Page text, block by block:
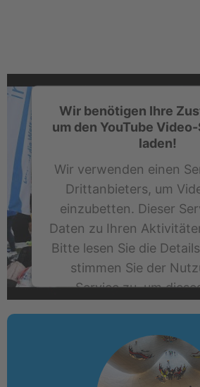
Wir benötigen Ihre
um den YouTube
laden!
Wir verwenden einen
Drittanbieters, um
einzubetten. Dieser
Daten zu Ihren
Bitte lesen Sie die
stimmen Sie der
Service zu, um
Mehr Informationen
Akzeptieren